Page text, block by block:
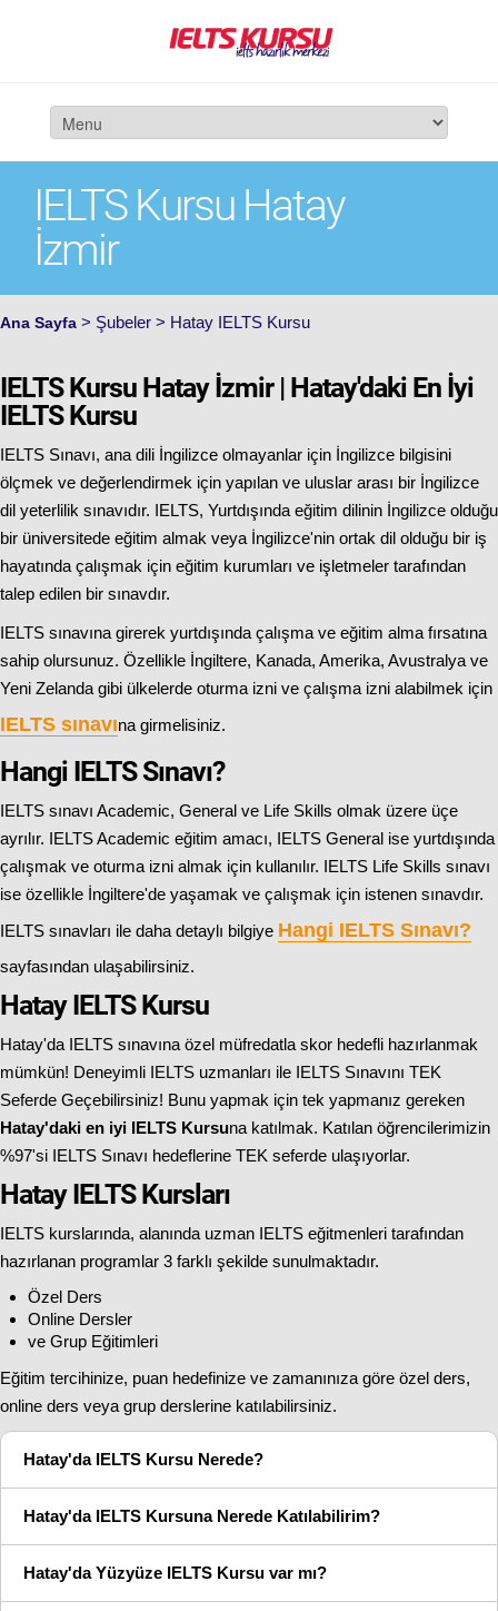
IELTS Kursu Hatay
İzmir
Ana Sayfa > Şubeler > Hatay IELTS Kursu
IELTS Kursu Hatay İzmir | Hatay'daki En İyi
IELTS Kursu
IELTS Sınavı, ana dili İngilizce olmayanlar için İngilizce bilgisini
ölçmek ve değerlendirmek için yapılan ve uluslar arası bir İngilizce
dil yeterlilik sınavıdır. IELTS, Yurtdışında eğitim dilinin İngilizce olduğu
bir üniversitede eğitim almak veya İngilizce'nin ortak dil olduğu bir iş
hayatında çalışmak için eğitim kurumları ve işletmeler tarafından
talep edilen bir sınavdır.
IELTS sınavına girerek yurtdışında çalışma ve eğitim alma fırsatına
sahip olursunuz. Özellikle İngiltere, Kanada, Amerika, Avustralya ve
Yeni Zelanda gibi ülkelerde oturma izni ve çalışma izni alabilmek için
IELTS sınavına girmelisiniz.
Hangi IELTS Sınavı?
IELTS sınavı Academic, General ve Life Skills olmak üzere üçe
ayrılır. IELTS Academic eğitim amacı, IELTS General ise yurtdışında
çalışmak ve oturma izni almak için kullanılır. IELTS Life Skills sınavı
ise özellikle İngiltere'de yaşamak ve çalışmak için istenen sınavdır.
IELTS sınavları ile daha detaylı bilgiye Hangi IELTS Sınavı?
sayfasından ulaşabilirsiniz.
Hatay IELTS Kursu
Hatay'da IELTS sınavına özel müfredatla skor hedefli hazırlanmak
mümkün! Deneyimli IELTS uzmanları ile IELTS Sınavını TEK
Seferde Geçebilirsiniz! Bunu yapmak için tek yapmanız gereken
Hatay'daki en iyi IELTS Kursuna katılmak. Katılan öğrencilerimizin
%97'si IELTS Sınavı hedeflerine TEK seferde ulaşıyorlar.
Hatay IELTS Kursları
IELTS kurslarında, alanında uzman IELTS eğitmenleri tarafından
hazırlanan programlar 3 farklı şekilde sunulmaktadır.
Özel Ders
Online Dersler
ve Grup Eğitimleri
Eğitim tercihinize, puan hedefinize ve zamanınıza göre özel ders,
online ders veya grup derslerine katılabilirsiniz.
Hatay'da IELTS Kursu Nerede?
Hatay'da IELTS Kursuna Nerede Katılabilirim?
Hatay'da Yüzyüze IELTS Kursu var mı?